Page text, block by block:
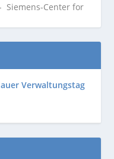
Siemens-Center for
Verwaltungstag